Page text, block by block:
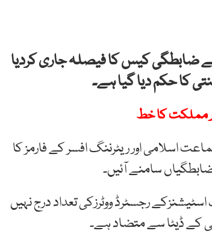
ضابطگی کیس کا فیصلہ جاری کردیا
مملکت کا خط
اسلامی اور ریٹرننگ افسر کے فارمز کا
رجسٹرڈ ووٹرزکی تعداد درج نہیں
کے ڈیٹا سے متضاد ہے۔